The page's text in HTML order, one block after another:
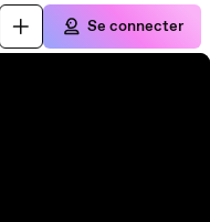
Se connecter